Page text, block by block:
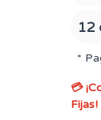
12
*
💳
Fijas!